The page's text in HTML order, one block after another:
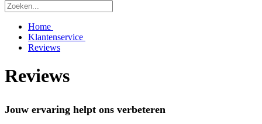
Home
Klantenservice
Reviews
Reviews
Jouw ervaring helpt ons verbeteren